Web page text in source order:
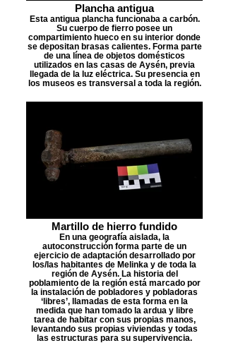
Plancha antigua
Esta antigua plancha funcionaba a carbón.
Su cuerpo de fierro posee un
compartimiento hueco en su interior donde
se depositan brasas calientes. Forma parte
de una línea de objetos domésticos
utilizados en las casas de Aysén, previa
llegada de la luz eléctrica. Su presencia en
los museos es transversal a toda la región.
Martillo de hierro fundido
En una geografía aislada, la
autoconstrucción forma parte de un
ejercicio de adaptación desarrollado por
los/las habitantes de Melinka y de toda la
región de Aysén. La historia del
poblamiento de la región está marcado por
la instalación de pobladores y pobladoras
‘libres’, llamadas de esta forma en la
medida que han tomado la ardua y libre
tarea de habitar con sus propias manos,
levantando sus propias viviendas y todas
las estructuras para su supervivencia.